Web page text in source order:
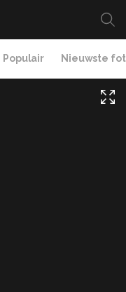
Populair Nieuwste